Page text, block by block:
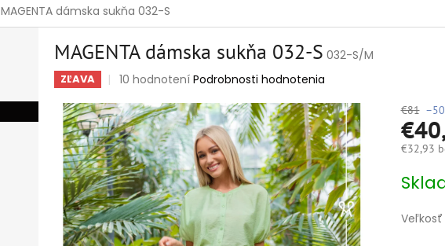
MAGENTA dámska sukňa 032-S
MAGENTA dámska sukňa 032-S 032-S/M
ZĽAVA
Priemerné
produktu
je
4,6
z
5
hviezdičiek.
10 hodnotení Podrobnosti hodnotenia
€81
€32,93
cena:
Veľkosť